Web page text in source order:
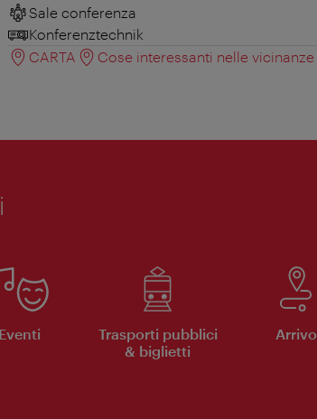
Sale conferenza
Konferenztechnik
CARTA
Cose interessanti nelle vicinanze
Eventi
Trasporti pubblici
& biglietti
Arrivo